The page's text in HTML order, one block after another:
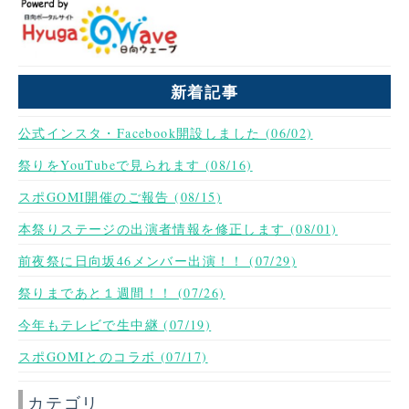
新着記事
公式インスタ・Facebook開設しました (06/02)
祭りをYouTubeで見られます (08/16)
スポGOMI開催のご報告 (08/15)
本祭りステージの出演者情報を修正します (08/01)
前夜祭に日向坂46メンバー出演！！ (07/29)
祭りまであと１週間！！ (07/26)
今年もテレビで生中継 (07/19)
スポGOMIとのコラボ (07/17)
カテゴリ